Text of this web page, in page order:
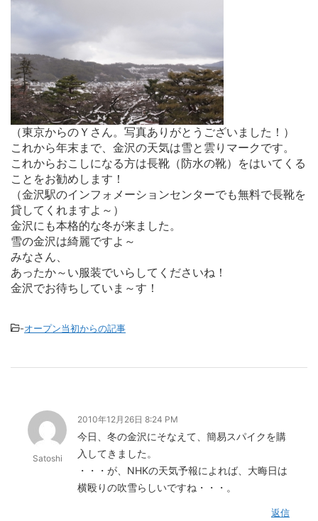
（東京からのＹさん。写真ありがとうございました！）
これから年末まで、金沢の天気は雪と雲りマークです。
これからおこしになる方は長靴（防水の靴）をはいてくる
ことをお勧めします！
（金沢駅のインフォメーションセンターでも無料で長靴を
貸してくれますよ～）
金沢にも本格的な冬が来ました。
雪の金沢は綺麗ですよ～
みなさん、
あったか～い服装でいらしてくださいね！
金沢でお待ちしていま～す！
-オープン当初からの記事
Satoshi
2010年12月26日 8:24 PM
今日、冬の金沢にそなえて、簡易スパイクを購
入してきました。
・・・が、NHKの天気予報によれば、大晦日は
横殴りの吹雪らしいですね・・・。
返信